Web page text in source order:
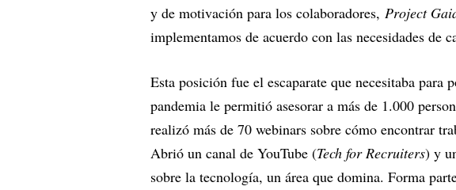
y de motivación para los colaboradores, Project
implementamos de acuerdo con las necesidades de
Esta posición fue el escaparate que necesitaba
pandemia le permitió asesorar a más de 1.000
realizó más de 70 webinars sobre cómo encontrar
Abrió un canal de YouTube (Tech for Recruiters) y
sobre la tecnología, un área que domina. Forma